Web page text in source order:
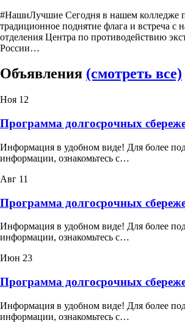
#НашиЛучшие Сегодня в нашем колледже
традиционное поднятие флага и встреча с
отделения Центра по противодействию
России…
Объявления (смотреть все)
Ноя 12
Программа долгосрочных
Информация в удобном виде! Для более
информации, ознакомьтесь с…
Авг 11
Программа долгосрочных
Информация в удобном виде! Для более
информации, ознакомьтесь с…
Июн 23
Программа долгосрочных
Информация в удобном виде! Для более
информации, ознакомьтесь с…